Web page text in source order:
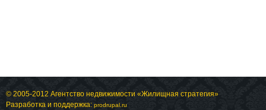
© 2005-2012 Агентство недвижимости «Жилищная стратегия»
Разработка и поддержка: prodrupal.ru